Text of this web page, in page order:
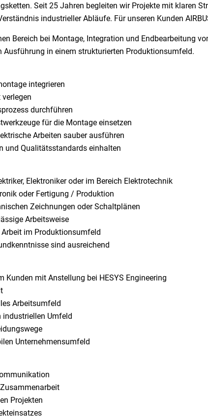
Seit 25 Jahren begleiten wir Projekte mit klaren
industrieller Abläufe. Für unseren Kunden
Bereich bei Montage, Integration und Endbearbeitung
Ausführung in einem strukturierten Produktionsumfeld.
integrieren
durchführen
für die Montage einsetzen
Arbeiten sauber ausführen
und Qualitätsstandards einhalten
Elektroniker oder im Bereich Elektrotechnik
oder Fertigung / Produktion
Zeichnungen oder Schaltplänen
Arbeitsweise
im Produktionsumfeld
sind ausreichend
Kunden mit Anstellung bei HESYS Engineering
Arbeitsumfeld
industriellen Umfeld
Unternehmensumfeld
Projekten